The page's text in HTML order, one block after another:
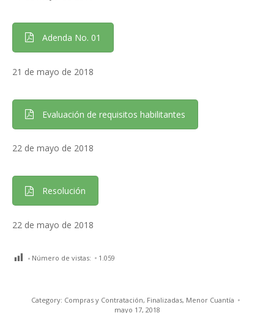
Adenda No. 01
21 de mayo de 2018
Evaluación de requisitos habilitantes
22 de mayo de 2018
Resolución
22 de mayo de 2018
Número de vistas: 1.059
Category: Compras y Contratación, Finalizadas, Menor Cuantía
mayo 17, 2018